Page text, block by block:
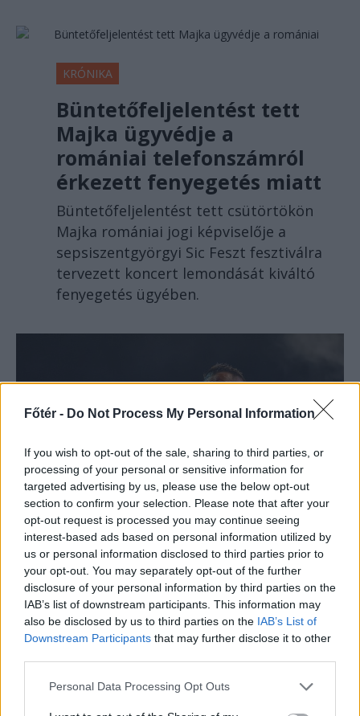
Főtér - Do Not Process My Personal Information
If you wish to opt-out of the sale, sharing to third parties, or
processing of your personal or sensitive information for
targeted advertising by us, please use the below opt-out
section to confirm your selection. Please note that after your
opt-out request is processed you may continue seeing
interest-based ads based on personal information utilized by
us or personal information disclosed to third parties prior to
your opt-out. You may separately opt-out of the further
disclosure of your personal information by third parties on the
IAB’s list of downstream participants. This information may
also be disclosed by us to third parties on the IAB’s List of
Downstream Participants that may further disclose it to other
Personal Data Processing Opt Outs
KRÓNIKA
Büntetőfeljelentést tett
Majka ügyvédje a
romániai telefonszámról
érkezett fenyegetés miatt
Büntetőfeljelentést tett csütörtökön
Majka romániai jogi képviselője a
sepsiszentgyörgyi Sic Feszt fesztiválra
tervezett koncert lemondását kiváltó
fenyegetés ügyében.
SZÉKELYHON
Életveszélyesen
megfenyegették Majkát,
elmarad a
koncertje